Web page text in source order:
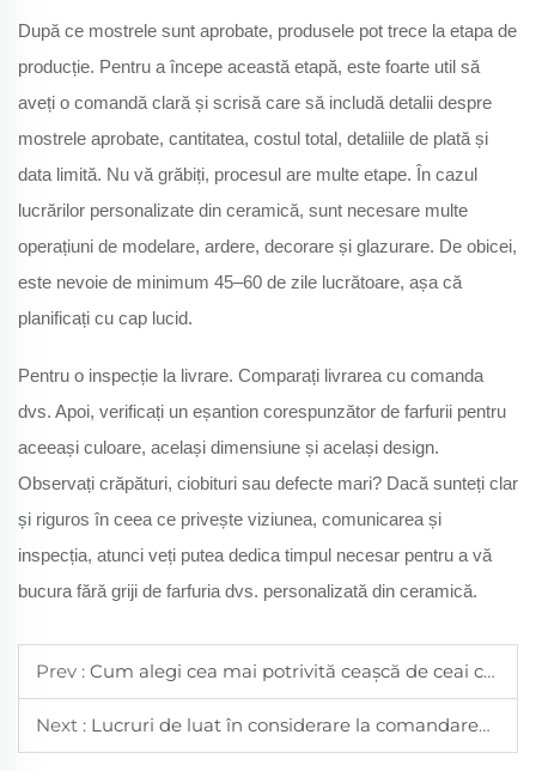
După ce mostrele sunt aprobate, produsele pot trece la etapa de
producție. Pentru a începe această etapă, este foarte util să
aveți o comandă clară și scrisă care să includă detalii despre
mostrele aprobate, cantitatea, costul total, detaliile de plată și
data limită. Nu vă grăbiți, procesul are multe etape. În cazul
lucrărilor personalizate din ceramică, sunt necesare multe
operațiuni de modelare, ardere, decorare și glazurare. De obicei,
este nevoie de minimum 45–60 de zile lucrătoare, așa că
planificați cu cap lucid.
Pentru o inspecție la livrare. Comparați livrarea cu comanda
dvs. Apoi, verificați un eșantion corespunzător de farfurii pentru
aceeași culoare, același dimensiune și același design.
Observați crăpături, ciobituri sau defecte mari? Dacă sunteți clar
și riguros în ceea ce privește viziunea, comunicarea și
inspecția, atunci veți putea dedica timpul necesar pentru a vă
bucura fără griji de farfuria dvs. personalizată din ceramică.
Prev : Cum alegi cea mai potrivită ceașcă de ceai cu lapte pentru diferitele arome de ceai cu lapte
Next : Lucruri de luat în considerare la comandarea ceștilor de ceai personalizate ca daruri